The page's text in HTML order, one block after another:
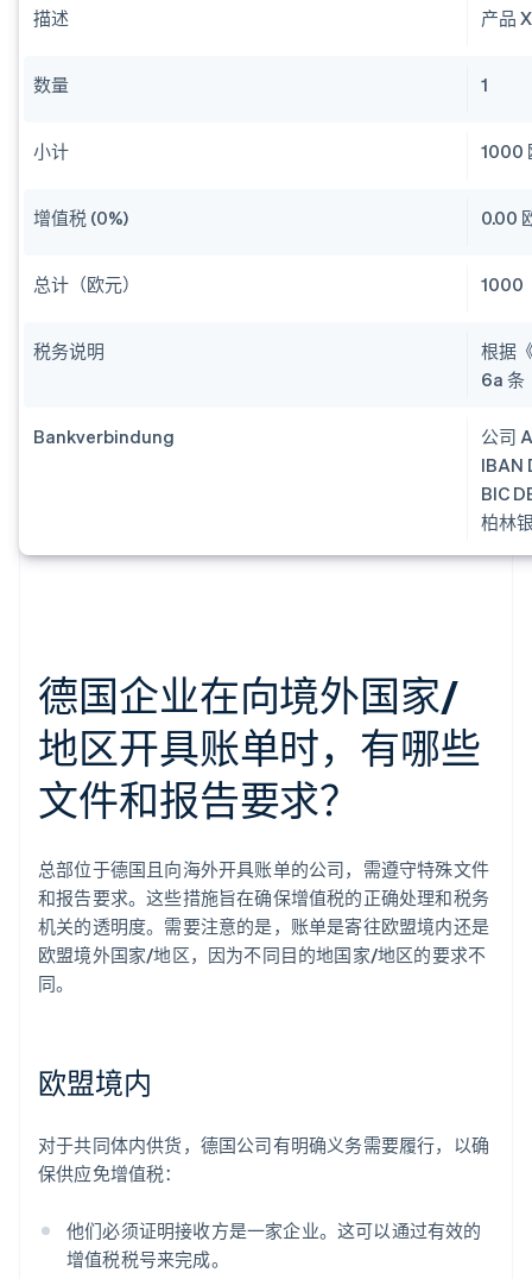
描述 产品
数量 1
小计 1000
增值税 (0%) 0.00
总计（欧元） 1000
税务说明
根据
6a 条
Bankverbindung
公司 A
IBAN
BIC
柏林
德国企业在向境外国家/
地区开具账单时，有哪些
文件和报告要求？
总部位于德国且向海外开具账单的公司，需遵守特殊文件
和报告要求。这些措施旨在确保增值税的正确处理和税务
机关的透明度。需要注意的是，账单是寄往欧盟境内还是
欧盟境外国家/地区，因为不同目的地国家/地区的要求不
同。
欧盟境内
对于共同体内供货，德国公司有明确义务需要履行，以确
保供应免增值税：
他们必须证明接收方是一家企业。这可以通过有效的
增值税税号来完成。